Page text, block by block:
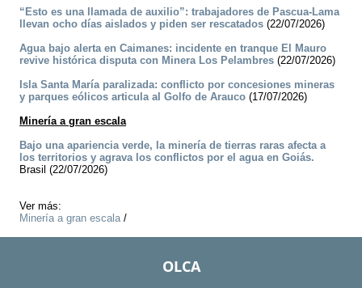
“Esto es una llamada de auxilio”: trabajadores de Pascua-Lama
llevan ocho días aislados y piden ser rescatados (22/07/2026)
Agua bajo alerta en Caimanes: incidente en tranque El Mauro
revive histórica disputa con Minera Los Pelambres (22/07/2026)
Isla Santa María paralizada: conflicto por concesiones mineras
y parques eólicos articula al Golfo de Arauco (17/07/2026)
Minería a gran escala
Bajo una apariencia verde, la minería de tierras raras afecta a
los territorios y agrava los conflictos por el agua en Goiás.
Brasil (22/07/2026)
Ver más:
Minería a gran escala/
OLCA